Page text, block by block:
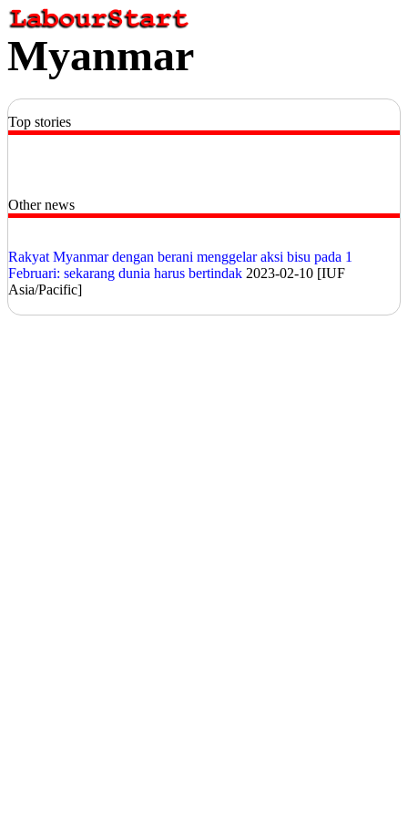
Myanmar
Top stories
Other news
Rakyat Myanmar dengan berani menggelar aksi bisu pada 1
Februari: sekarang dunia harus bertindak 2023-02-10 [IUF
Asia/Pacific]